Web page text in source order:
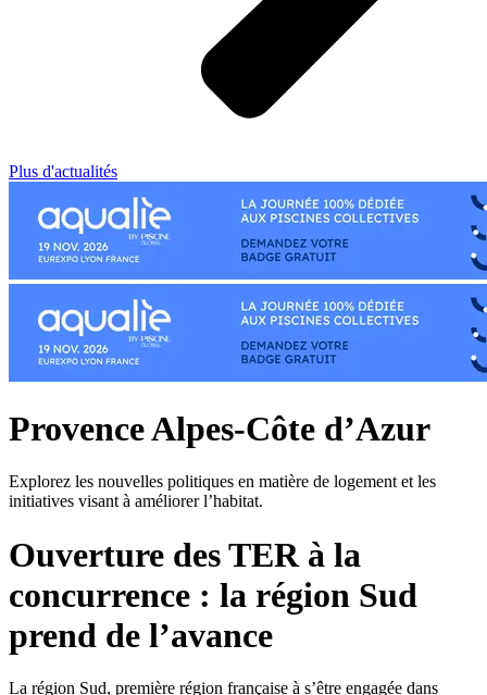
Plus d'actualités
Provence Alpes-Côte d’Azur
Explorez les nouvelles politiques en matière de logement et les
initiatives visant à améliorer l’habitat.
Ouverture des TER à la
concurrence : la région Sud
prend de l’avance
La région Sud, première région française à s’être engagée dans